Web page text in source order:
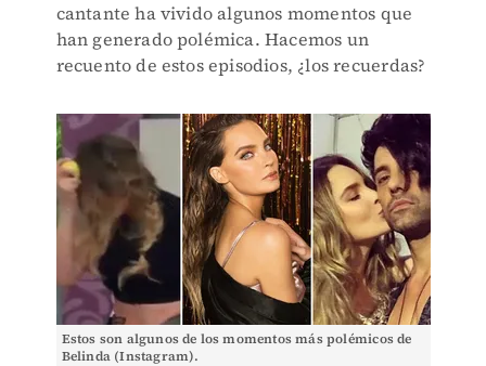
cantante ha vivido algunos momentos que
han generado polémica. Hacemos un
recuento de estos episodios, ¿los recuerdas?
Estos son algunos de los momentos más polémicos de
Belinda (Instagram).